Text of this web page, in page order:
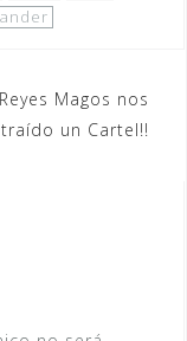
Reyes Magos nos
un Cartel!!